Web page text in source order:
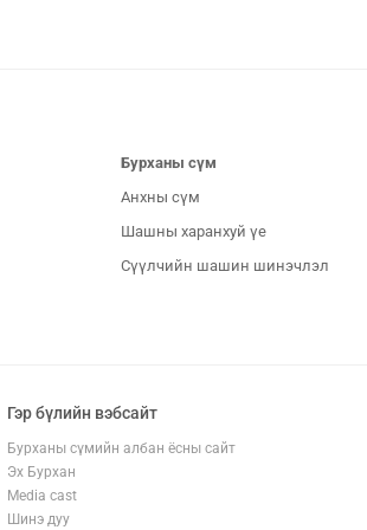
Бурханы сүм
Анхны сүм
Шашны харанхуй үе
Сүүлчийн шашин шинэчлэл
Гэр бүлийн вэбсайт
Бурханы сүмийн албан ёсны сайт
Эх Бурхан
Media cast
Шинэ дуу